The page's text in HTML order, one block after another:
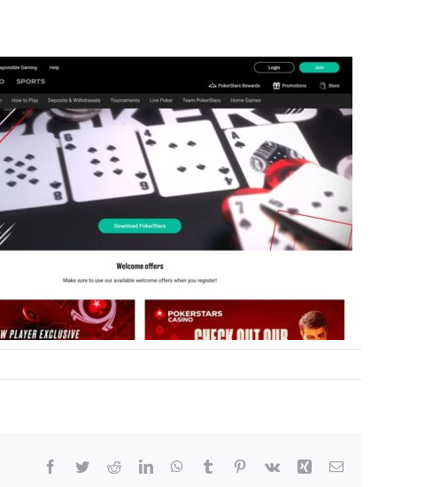
Facebook
TwitterRedditLinkedInWhatsApp
Tumblr Pinterest
Vk Xing Email